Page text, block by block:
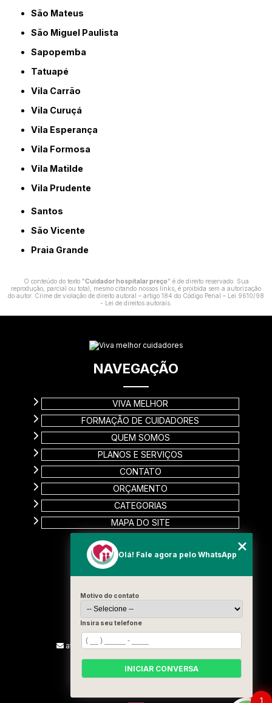
São Mateus
São Miguel Paulista
Sapopemba
Tatuapé
Vila Carrão
Vila Curuçá
Vila Esperança
Vila Formosa
Vila Matilde
Vila Prudente
Santos
São Vicente
Praia Grande
O conteúdo do texto "Cuidador hospitalar preço" é de direito reservado. Sua
reprodução, parcial ou total, mesmo citando nossos links, é proibida sem a autorização
do autor. Crime de violação de direito autoral – artigo 184 do Código Penal – Lei 9610/98
- Lei de direitos autorais.
NAVEGAÇÃO
VIVA MELHOR
FORMAÇÃO DE CUIDADORES
QUEM SOMOS
PLANOS E SERVIÇOS
CONTATO
ORÇAMENTO
CATEGORIAS
MAPA DO SITE
CONTATO
Santo André - SP
CEP: 09185-510
(11) 99715-3131
(13) 9887-2187
atendimento@vivamelhorcuidadores.com
SIGA-NOS!
1
Olá! Fale agora pelo WhatsApp
Motivo do contato
Insira seu telefone
INICIAR CONVERSA